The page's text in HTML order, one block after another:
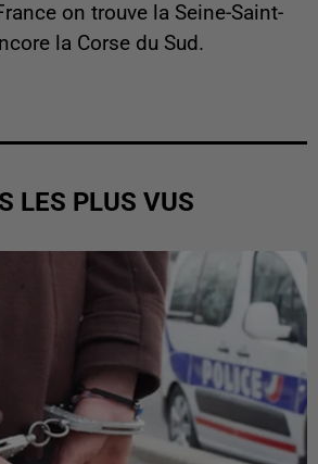
on trouve la Seine-Saint-
la Corse du Sud.
LES PLUS VUS